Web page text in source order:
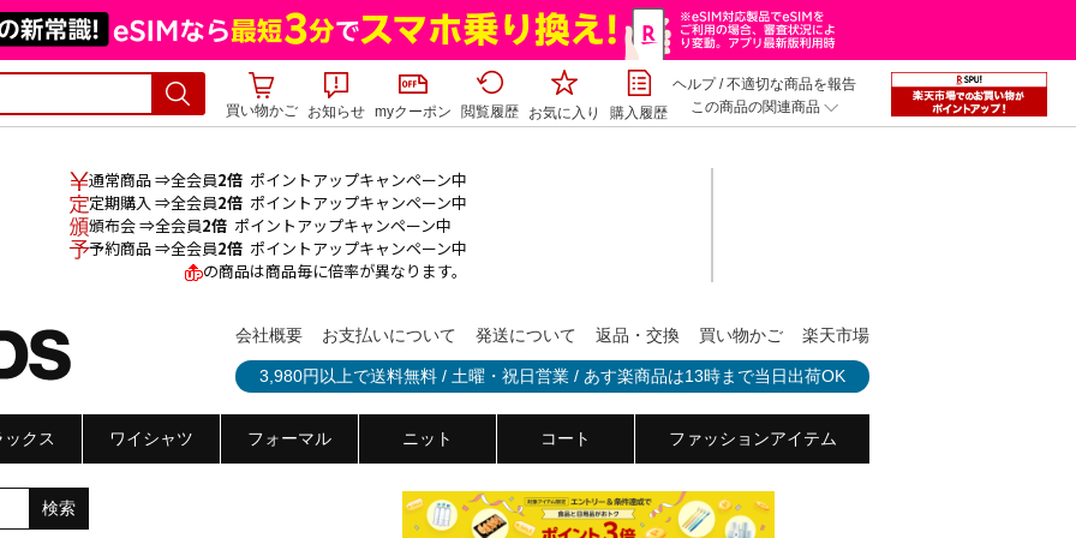
買い物かご お知らせ myクーポン 閲覧履歴 お気に入り 購入履歴
ヘルプ/不適切な商品を報告
この商品の関連商品
通常商品 ⇒全会員2倍ポイントアップキャンペーン中
定期購入 ⇒全会員2倍ポイントアップキャンペーン中
頒布会 ⇒全会員2倍ポイントアップキャンペーン中
予約商品 ⇒全会員2倍ポイントアップキャンペーン中
の商品は商品毎に倍率が異なります。